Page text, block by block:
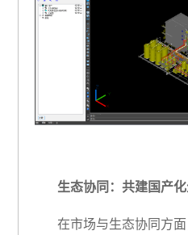
生态协同：共建国产
在市场与生态协同方